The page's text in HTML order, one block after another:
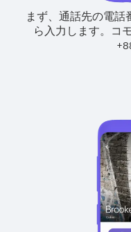
まず、通話先の電
ら入力します。 コ
+